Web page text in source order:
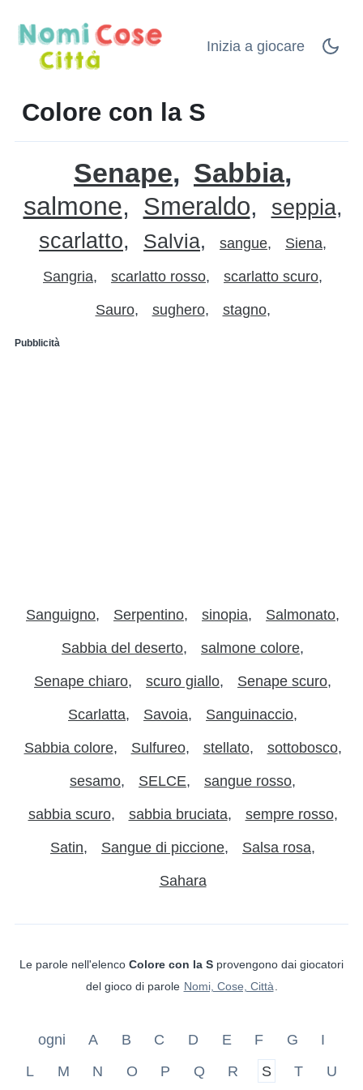
Inizia a giocare
Colore con la S
Senape Sabbia
salmone Smeraldo
seppia
scarlatto
Salvia sangue Siena
Sangria scarlatto rosso scarlatto scuro
Sauro sughero stagno
Pubblicità
Sanguigno Serpentino sinopia Salmonato
Sabbia del deserto salmone colore
Senape chiaro scuro giallo Senape scuro
Scarlatta Savoia Sanguinaccio
Sabbia colore Sulfureo stellato sottobosco
sesamo SELCE sangue rosso
sabbia scuro sabbia bruciata sempre rosso
Satin Sangue di piccione Salsa rosa
Sahara
Le parole nell'elenco Colore con la S provengono dai giocatori
del gioco di parole Nomi, Cose, Città
ogni A B C D E F G
I
L
M N O P Q R S T U